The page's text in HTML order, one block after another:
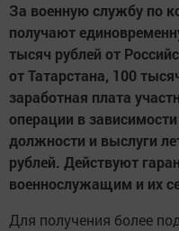
За военную службу по
получают
тысяч рублей от
от Татарстана, 100
заработная плата
операции в
должности и выслуги
рублей. Действуют
военнослужащим и их
Для получения более